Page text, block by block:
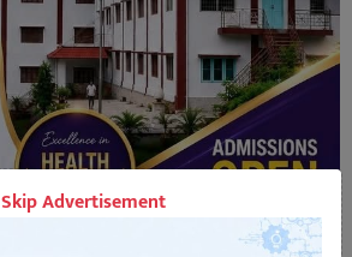
Skip Advertisement